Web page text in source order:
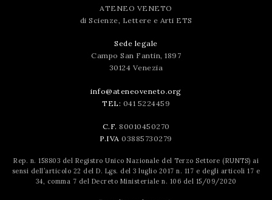
ATENEO VENETO
di Scienze, Lettere e Arti ETS
Sede legale
Campo San Fantin, 1897
30124 Venezia
info@ateneoveneto.org
TEL: 041 5224459
C.F. 80010450270
P.IVA 03885730279
Rep. n. 158803 del Registro Unico Nazionale del Terzo Settore (RUNTS) ai
sensi dell’articolo 22 del D. Lgs. del 3 luglio 2017 n. 117 e degli articoli 17 e
34, comma 7 del Decreto Ministeriale n. 106 del 15/09/2020